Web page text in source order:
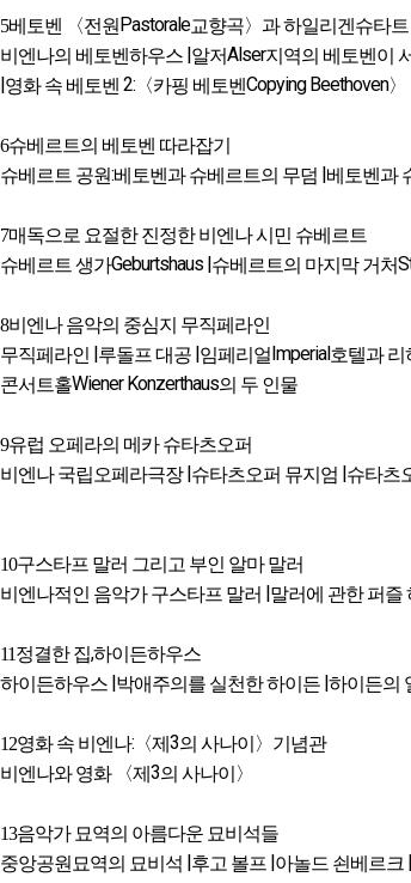
5베토벤 〈전원Pastorale교향곡〉과 하일리겐슈타트
비엔나의 베토벤하우스 |알저Alser지역의 베토벤이
|영화 속 베토벤 2: 〈카핑 베토벤 Copying Beethoven〉
6슈베르트의 베토벤 따라잡기
슈베르트 공원:베토벤과 슈베르트의 무덤 |베토벤과
7매독으로 요절한 진정한 비엔나 시민 슈베르트
슈베르트 생가Geburtshaus |슈베르트의 마지막 거처
8비엔나 음악의 중심지 무직페라인
무직페라인 |루돌프 대공 |임페리얼Imperial호텔과 리
콘서트홀Wiener Konzerthaus의 두 인물
9유럽 오페라의 메카 슈타츠오퍼
비엔나 국립오페라극장|슈타츠오퍼 뮤지엄 |슈타츠
10구스타프 말러 그리고 부인 알마 말러
비엔나적인 음악가 구스타프 말러 |말러에 관한 퍼즐
11정결한 집,하이든하우스
하이든하우스 |박애주의를 실천한 하이든 |하이든의
12영화 속 비엔나: 〈제 3의 사나이〉기념관
비엔나와 영화 〈제 3의 사나이〉
13음악가 묘역의 아름다운 묘비석들
중앙공원묘역의 묘비석 |후고 볼프 |아놀드 쇤베르크 |